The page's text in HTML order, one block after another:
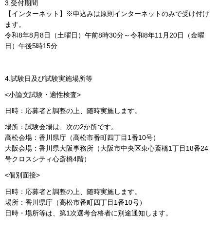
3.受付期間
【インターネット】※申込みは原則インターネットのみで受け付け
ます。
令和8年8月8日（土曜日）午前8時30分～令和8年11月20日（金曜
日）午後5時15分
4.試験日及び試験実施場所等
<小論文試験・適性検査>
日時：応募者と調整の上、随時実施します。
場所：試験会場は、次の2か所です。
高松会場：香川県庁（高松市番町四丁目1番10号）
大阪会場：香川県大阪事務所（大阪市中央区東心斎橋1丁目18番24
号クロスシティ心斎橋4階）
<個別面接>
日時：応募者と調整の上、随時実施します。
場所：香川県庁（高松市番町四丁目1番10号）
日時・場所等は、第1次選考合格者に別途通知します。